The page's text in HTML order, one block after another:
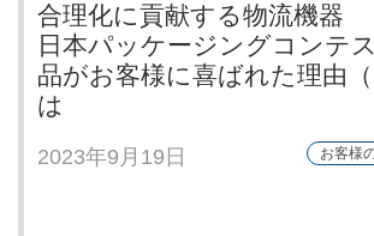
合理化に貢献する物流機器
日本パッケージングコンテ
品がお客様に喜ばれた理由
は
2023年9月19日 お客様